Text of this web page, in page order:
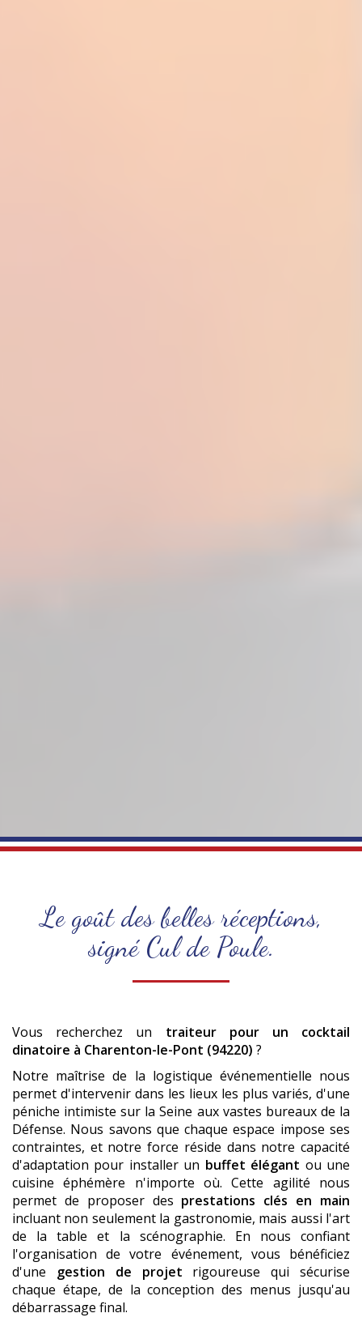
Le goût des belles réceptions,
signé Cul de Poule.
Vous recherchez un traiteur pour un cocktail
dinatoire à Charenton-le-Pont (94220) ?
Notre maîtrise de la logistique événementielle nous
permet d'intervenir dans les lieux les plus variés, d'une
péniche intimiste sur la Seine aux vastes bureaux de la
Défense. Nous savons que chaque espace impose ses
contraintes, et notre force réside dans notre capacité
d'adaptation pour installer un buffet élégant ou une
cuisine éphémère n'importe où. Cette agilité nous
permet de proposer des prestations clés en main
incluant non seulement la gastronomie, mais aussi l'art
de la table et la scénographie. En nous confiant
l'organisation de votre événement, vous bénéficiez
d'une gestion de projet rigoureuse qui sécurise
chaque étape, de la conception des menus jusqu'au
débarrassage final.